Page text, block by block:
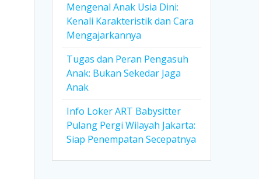
Mengenal Anak Usia Dini:
Kenali Karakteristik dan Cara
Mengajarkannya
Tugas dan Peran Pengasuh
Anak: Bukan Sekedar Jaga
Anak
Info Loker ART Babysitter
Pulang Pergi Wilayah Jakarta:
Siap Penempatan Secepatnya